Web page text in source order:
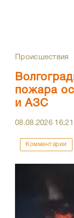
Происшествия
пожара
и АЗС
08.08.2026 16:21
Комментарии